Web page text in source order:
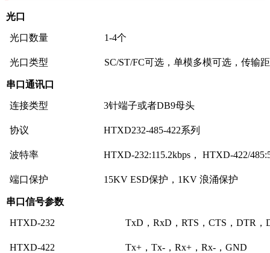
光口
光口数量 1-4个
光口类型 SC/ST/FC可选，单模多模可选，传输
串口通讯口
连接类型 3针端子或者DB9母头
协议 HTXD232-485-422系列
波特率 HTXD-232:115.2kbps， HTXD-422/
端口保护 15KV ESD保护，1KV 浪涌保护
串口信号参数
HTXD-232 TxD，RxD，RTS，CTS，DTR，
HTXD-422 Tx+，Tx-，Rx+，Rx-，GND